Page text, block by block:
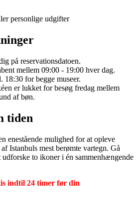
personlige udgifter
på reservationsdatoen.
mellem 09:00 - 19:00 hver dag.
18:30 for begge museer.
er lukket for besøg fredag mellem
af bøn.
tiden
enestående mulighed for at opleve
Istanbuls mest berømte vartegn. Gå
to ikoner i én sammenhængende
indtil 24 timer før din